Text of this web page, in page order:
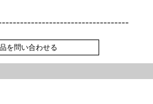
を問い合わせる